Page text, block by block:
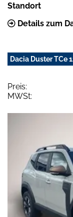
Standort
Details zum
Dacia Duster TCe
Preis:
MWSt: